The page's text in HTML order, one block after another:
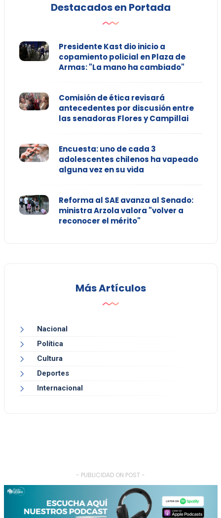
Destacados en Portada
Presidente Kast dio inicio a
copamiento policial en Plaza de
Armas: "La mano ha cambiado"
Comisión de ética revisará
antecedentes por discusión entre
las senadoras Flores y Campillai
Encuesta: uno de cada 3
adolescentes chilenos ha vapeado
alguna vez en su vida
Reforma al SAE avanza al Senado:
ministra Arzola valora "volver a
reconocer el mérito"
Más Artículos
Nacional
Política
Cultura
Deportes
Internacional
- PUBLICIDAD ON POST -